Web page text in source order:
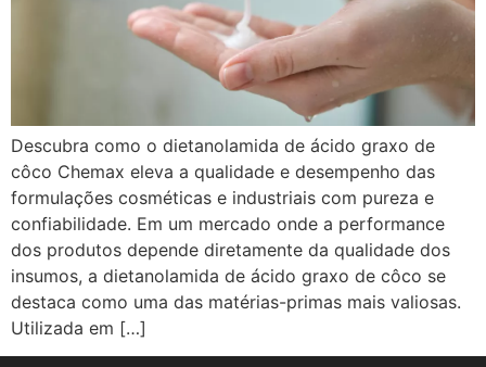
Descubra como o dietanolamida de ácido graxo de
côco Chemax eleva a qualidade e desempenho das
formulações cosméticas e industriais com pureza e
confiabilidade. Em um mercado onde a performance
dos produtos depende diretamente da qualidade dos
insumos, a dietanolamida de ácido graxo de côco se
destaca como uma das matérias-primas mais valiosas.
Utilizada em […]